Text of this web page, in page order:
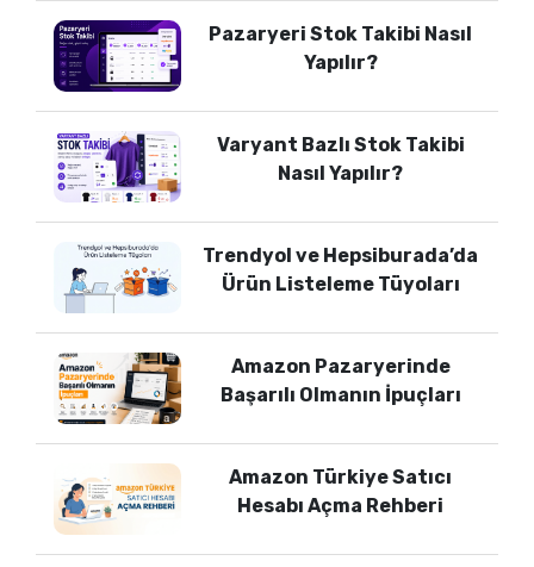
Pazaryeri Stok Takibi Nasıl
Yapılır?
Varyant Bazlı Stok Takibi
Nasıl Yapılır?
Trendyol ve Hepsiburada’da
Ürün Listeleme Tüyoları
Amazon Pazaryerinde
Başarılı Olmanın İpuçları
Amazon Türkiye Satıcı
Hesabı Açma Rehberi